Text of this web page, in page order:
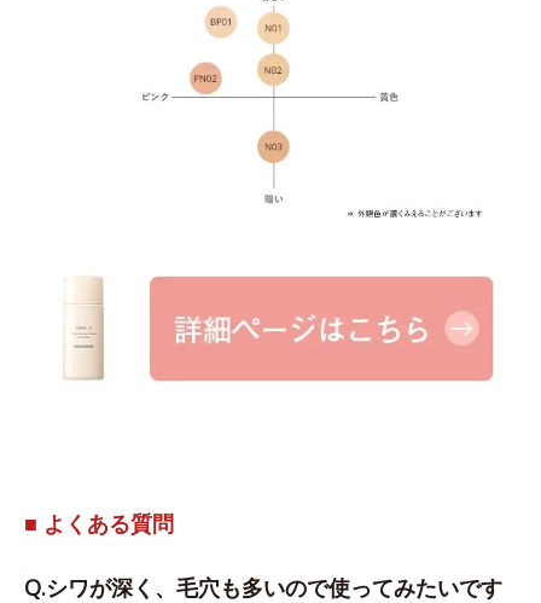
■ よくある質問
Q.シワが深く、毛穴も多いので使ってみたいです